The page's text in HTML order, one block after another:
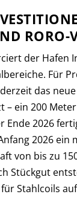
RORO-
der Hafen
Für
das
– ein 200
Ende 2026
2026 ein
von bis zu
Stückgut
Stahlcoils